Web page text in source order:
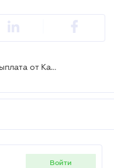
По 20 тысяч до зарплат – новая выплата от Кабмина для коммунальщиков и железнодорожников
войти